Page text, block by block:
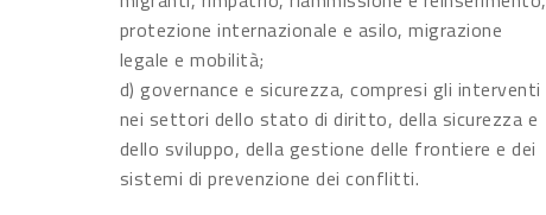
protezione internazionale e asilo, migrazione
legale e mobilità;
d) governance e sicurezza, compresi gli interventi
nei settori dello stato di diritto, della sicurezza e
dello sviluppo, della gestione delle frontiere e dei
sistemi di prevenzione dei conflitti.